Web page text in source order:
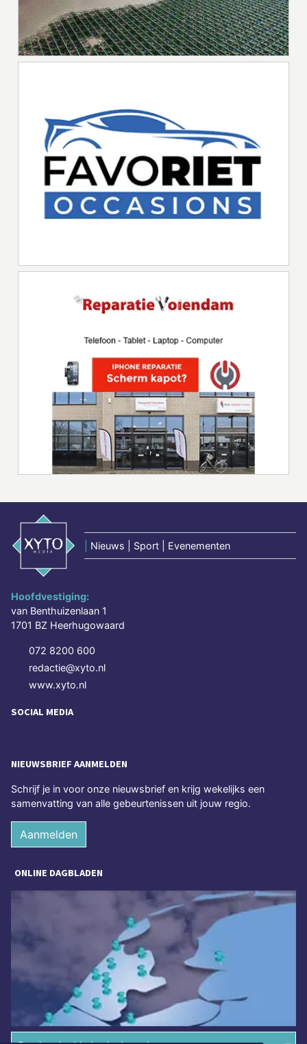
Nieuws | Sport | Evenementen
Hoofdvestiging:
van Benthuizenlaan 1
1701 BZ Heerhugowaard
072 8200 600
redactie@xyto.nl
www.xyto.nl
SOCIAL MEDIA
NIEUWSBRIEF AANMELDEN
Schrijf je in voor onze nieuwsbrief en krijg wekelijks een
samenvatting van alle gebeurtenissen uit jouw regio.
Aanmelden
ONLINE DAGBLADEN